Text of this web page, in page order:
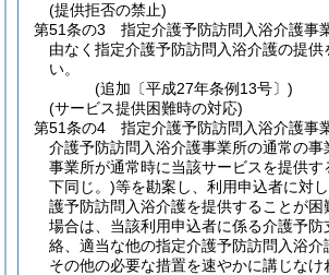
(提供拒否の禁止)
第51条の3
指定介護予防訪問入浴介護事
由なく指定介護予防訪問入浴介護の提供
い。
(追加〔平成27年条例13号〕)
(サービス提供困難時の対応)
第51条の4
指定介護予防訪問入浴介護事
介護予防訪問入浴介護事業所の通常の事
事業所が通常時に当該サービスを提供す
下同じ。)等を勘案し、利用申込者に対
護予防訪問入浴介護を提供することが困
場合は、当該利用申込者に係る介護予防
絡、適当な他の指定介護予防訪問入浴介
その他の必要な措置を速やかに講じなけ